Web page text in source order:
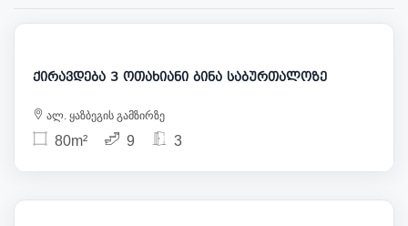
1 000
ქირავდება 3 ოთახიანი ბინა საბურთალოზე
ალ. ყაზბეგის გამზირზე
80m² 9 3
1 000